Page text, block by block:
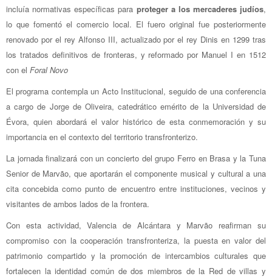
incluía normativas específicas para proteger a los mercaderes judíos,
lo que fomentó el comercio local. El fuero original fue posteriormente
renovado por el rey Alfonso III, actualizado por el rey Dinis en 1299 tras
los tratados definitivos de fronteras, y reformado por Manuel I en 1512
con el Foral Novo
El programa contempla un Acto Institucional, seguido de una conferencia
a cargo de Jorge de Oliveira, catedrático emérito de la Universidad de
Évora, quien abordará el valor histórico de esta conmemoración y su
importancia en el contexto del territorio transfronterizo.
La jornada finalizará con un concierto del grupo Ferro en Brasa y la Tuna
Senior de Marvão, que aportarán el componente musical y cultural a una
cita concebida como punto de encuentro entre instituciones, vecinos y
visitantes de ambos lados de la frontera.
Con esta actividad, Valencia de Alcántara y Marvão reafirman su
compromiso con la cooperación transfronteriza, la puesta en valor del
patrimonio compartido y la promoción de intercambios culturales que
fortalecen la identidad común de dos miembros de la Red de villas y